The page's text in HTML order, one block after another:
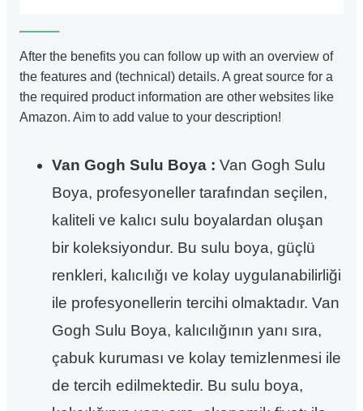
After the benefits you can follow up with an overview of
the features and (technical) details. A great source for a
the required product information are other websites like
Amazon. Aim to add value to your description!
Van Gogh Sulu Boya : Van Gogh Sulu
Boya, profesyoneller tarafından seçilen,
kaliteli ve kalıcı sulu boyalardan oluşan
bir koleksiyondur. Bu sulu boya, güçlü
renkleri, kalıcılığı ve kolay uygulanabilirliği
ile profesyonellerin tercihi olmaktadır. Van
Gogh Sulu Boya, kalıcılığının yanı sıra,
çabuk kuruması ve kolay temizlenmesi ile
de tercih edilmektedir. Bu sulu boya,